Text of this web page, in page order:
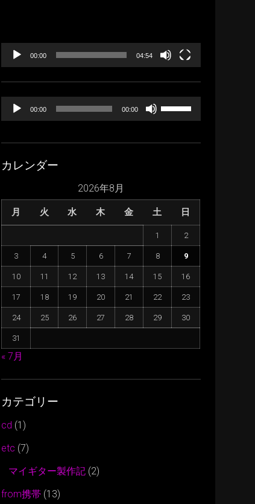
ヤ
00:00 04:54
声
ー
ー
00:00 00:00
リ
節
に
上
矢
印
キ
カレンダー
2026年8月
月 火 水 木 金 土 日
1 2
3 4 5 6 7 8 9
10 11 12 13 14 15 16
17 18 19 20 21 22 23
24 25 26 27 28 29 30
31
« 7月
カテゴリー
cd (1)
etc (7)
マイギター製作記 (2)
from携帯 (13)